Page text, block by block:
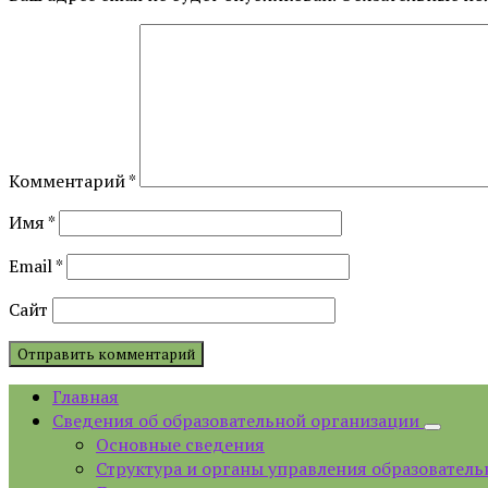
Комментарий*
Имя*
Email*
Сайт
Главная
Сведения об образовательной организации
Основные сведения
Структура и органы управления